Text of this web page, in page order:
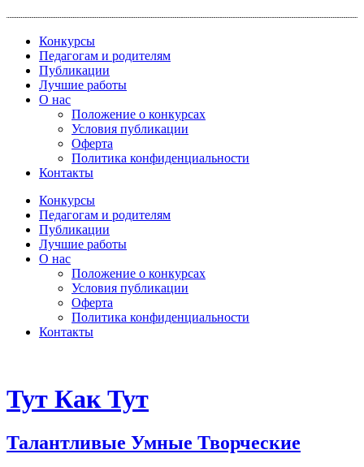
содержимому
Конкурсы
Педагогам и родителям
Публикации
Лучшие работы
О нас
Положение о конкурсах
Условия публикации
Оферта
Политика конфиденциальности
Контакты
Конкурсы
Педагогам и родителям
Публикации
Лучшие работы
О нас
Положение о конкурсах
Условия публикации
Оферта
Политика конфиденциальности
Контакты
Тут Как Тут
Талантливые Умные Творческие